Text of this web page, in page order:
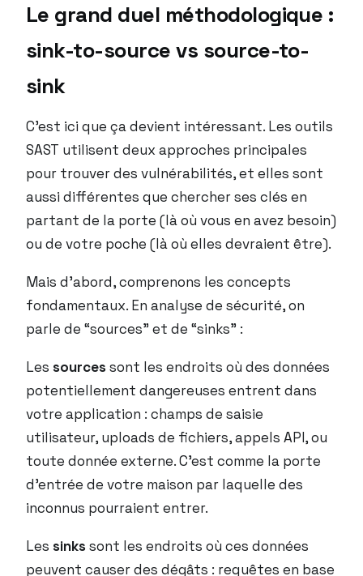
Le grand duel méthodologique :
sink-to-source vs source-to-
sink
C’est ici que ça devient intéressant. Les outils
SAST utilisent deux approches principales
pour trouver des vulnérabilités, et elles sont
aussi différentes que chercher ses clés en
partant de la porte (là où vous en avez besoin)
ou de votre poche (là où elles devraient être).
Mais d’abord, comprenons les concepts
fondamentaux. En analyse de sécurité, on
parle de “sources” et de “sinks” :
Les sources sont les endroits où des données
potentiellement dangereuses entrent dans
votre application : champs de saisie
utilisateur, uploads de fichiers, appels API, ou
toute donnée externe. C’est comme la porte
d’entrée de votre maison par laquelle des
inconnus pourraient entrer.
Les sinks sont les endroits où ces données
peuvent causer des dégâts : requêtes en base